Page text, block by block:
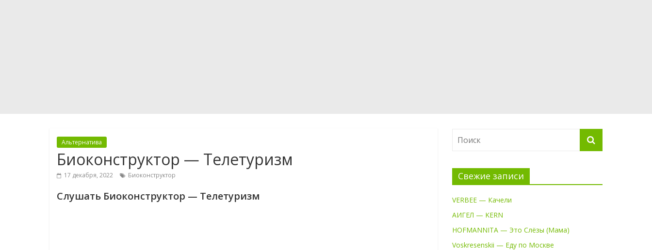
Альтернатива
Биоконструктор — Телетуризм
17 декабря, 2022 Биоконструктор
Слушать Биоконструктор — Телетуризм
Свежие записи
VERBEE — Качели
АИГЕЛ — KERN
HOFMANNITA — Это Слёзы (Мама)
Voskresenskii — Еду по Москве